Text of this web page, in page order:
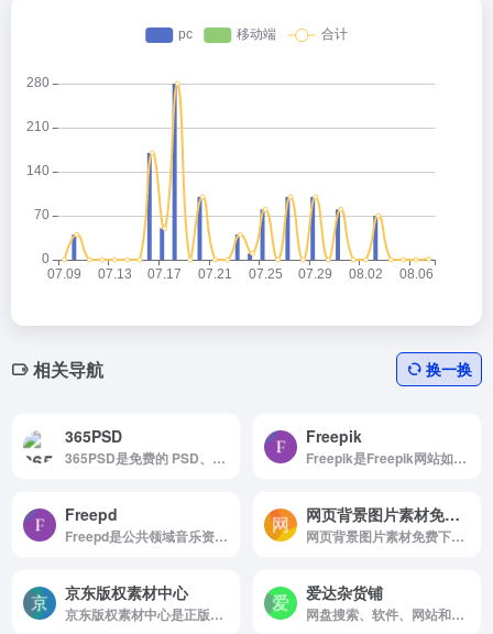
相关导航 换一换
365PSD
365PSD是免费的 PSD、图形和矢量文件
Freepik
Freepik是Freepik网站如何使用 浏览...
Freepd
Freepd是公共领域音乐资源网站
网页背景图片素材免费下载
网页背景图片素材免费下载是网页背景图片素材免费下载于2...
京东版权素材中心
京东版权素材中心是正版素材交易平台
爱达杂货铺
网盘搜索、软件、网站和各类资源，欢迎前来探索。